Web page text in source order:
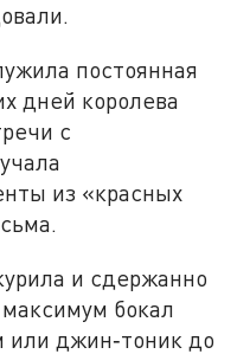
постоянная
дней королева
с
из «красных
и сдержанно
бокал
или джин‑тоник до